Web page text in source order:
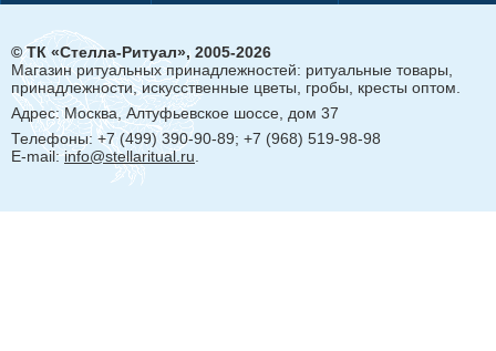
© ТК «Стелла-Ритуал», 2005-2026
Магазин ритуальных принадлежностей: ритуальные товары,
принадлежности, искусственные цветы, гробы, кресты оптом.
Адрес:Москва, Алтуфьевское шоссе, дом 37
Телефоны: +7 (499) 390-90-89; +7 (968) 519-98-98
E-mail:info@stellaritual.ru